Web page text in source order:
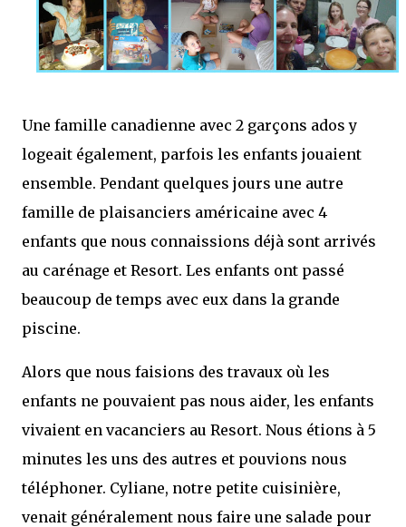
Une famille canadienne avec 2 garçons ados y
logeait également, parfois les enfants jouaient
ensemble. Pendant quelques jours une autre
famille de plaisanciers américaine avec 4
enfants que nous connaissions déjà sont arrivés
au carénage et Resort. Les enfants ont passé
beaucoup de temps avec eux dans la grande
piscine.
Alors que nous faisions des travaux où les
enfants ne pouvaient pas nous aider, les enfants
vivaient en vacanciers au Resort. Nous étions à 5
minutes les uns des autres et pouvions nous
téléphoner. Cyliane, notre petite cuisinière,
venait généralement nous faire une salade pour